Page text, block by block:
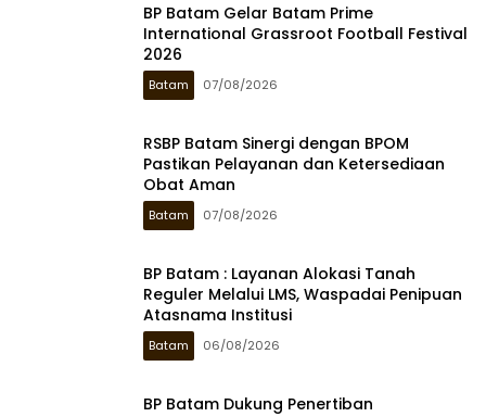
BP Batam Gelar Batam Prime
International Grassroot Football Festival
2026
Batam 07/08/2026
RSBP Batam Sinergi dengan BPOM
Pastikan Pelayanan dan Ketersediaan
Obat Aman
Batam 07/08/2026
BP Batam : Layanan Alokasi Tanah
Reguler Melalui LMS, Waspadai Penipuan
Atasnama Institusi
Batam 06/08/2026
BP Batam Dukung Penertiban